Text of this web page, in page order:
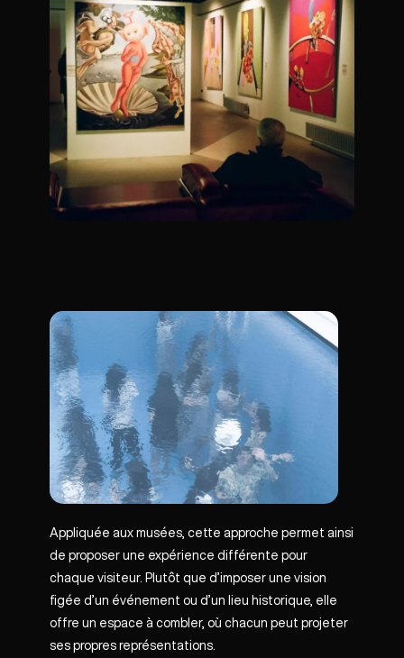
Appliquée aux musées, cette approche permet ainsi
de proposer une expérience différente pour
chaque visiteur. Plutôt que d’imposer une vision
figée d’un événement ou d’un lieu historique, elle
offre un espace à combler, où chacun peut projeter
ses propres représentations.